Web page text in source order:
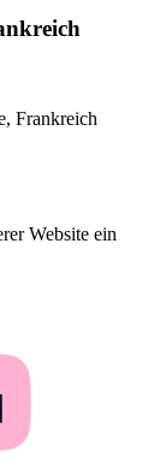
Frankreich
Website ein